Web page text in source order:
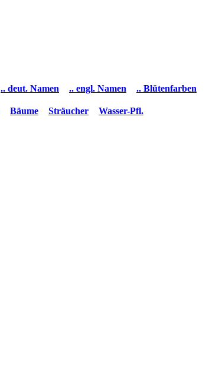
.. deut. Namen .. engl. Namen .. Blütenfarben
Bäume Sträucher Wasser-Pfl.